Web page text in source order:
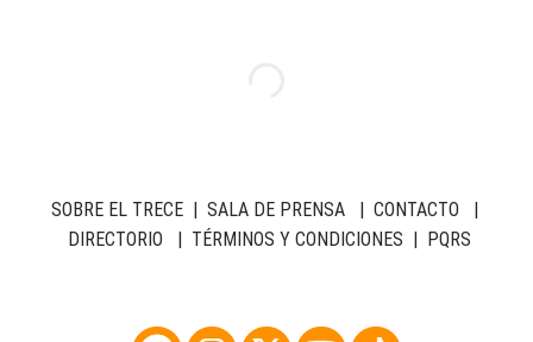
SOBRE EL TRECE| SALA DE PRENSA| CONTACTO |
DIRECTORIO | TÉRMINOS Y CONDICIONES | PQRS